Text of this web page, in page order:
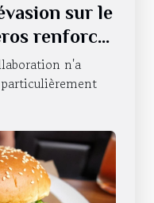
sur le
renforce
n'a